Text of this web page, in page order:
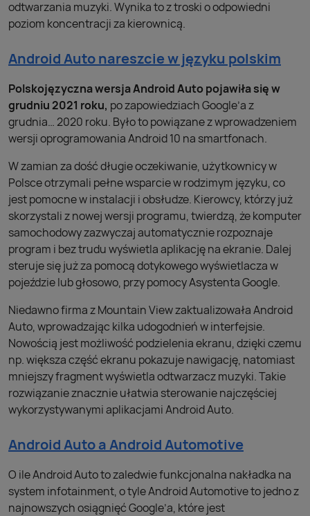
odtwarzania muzyki. Wynika to z troski o odpowiedni
poziom koncentracji za kierownicą.
Android Auto nareszcie w języku polskim
Polskojęzyczna wersja Android Auto pojawiła się w
grudniu 2021 roku, po zapowiedziach Google’a z
grudnia… 2020 roku. Było to powiązane z wprowadzeniem
wersji oprogramowania Android 10 na smartfonach.
W zamian za dość długie oczekiwanie, użytkownicy w
Polsce otrzymali pełne wsparcie w rodzimym języku, co
jest pomocne w instalacji i obsłudze. Kierowcy, którzy już
skorzystali z nowej wersji programu, twierdzą, że komputer
samochodowy zazwyczaj automatycznie rozpoznaje
program i bez trudu wyświetla aplikację na ekranie. Dalej
steruje się już za pomocą dotykowego wyświetlacza w
pojeździe lub głosowo, przy pomocy Asystenta Google.
Niedawno firma z Mountain View zaktualizowała Android
Auto, wprowadzając kilka udogodnień w interfejsie.
Nowością jest możliwość podzielenia ekranu, dzięki czemu
np. większa część ekranu pokazuje nawigację, natomiast
mniejszy fragment wyświetla odtwarzacz muzyki. Takie
rozwiązanie znacznie ułatwia sterowanie najczęściej
wykorzystywanymi aplikacjami Android Auto.
Android Auto a Android Automotive
O ile Android Auto to zaledwie funkcjonalna nakładka na
system infotainment, o tyle Android Automotive to jedno z
najnowszych osiągnięć Google’a, które jest